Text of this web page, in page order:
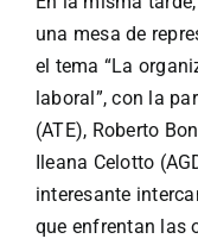
una mesa de
el tema “La
laboral”, con la
(ATE), Roberto
Ileana Celotto
interesante
que enfrentan las